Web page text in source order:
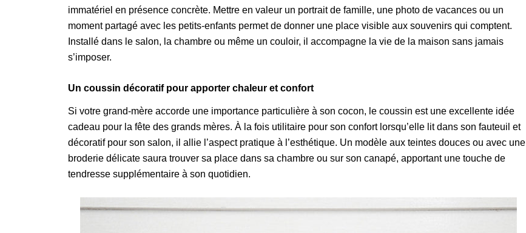
immatériel en présence concrète. Mettre en valeur un portrait de famille, une photo de vacances ou un
moment partagé avec les petits-enfants permet de donner une place visible aux souvenirs qui comptent.
Installé dans le salon, la chambre ou même un couloir, il accompagne la vie de la maison sans jamais
s’imposer.
Un coussin décoratif pour apporter chaleur et confort
Si votre grand-mère accorde une importance particulière à son cocon, le coussin est une excellente idée
cadeau pour la fête des grands mères. À la fois utilitaire pour son confort lorsqu’elle lit dans son fauteuil et
décoratif pour son salon, il allie l’aspect pratique à l’esthétique. Un modèle aux teintes douces ou avec une
broderie délicate saura trouver sa place dans sa chambre ou sur son canapé, apportant une touche de
tendresse supplémentaire à son quotidien.